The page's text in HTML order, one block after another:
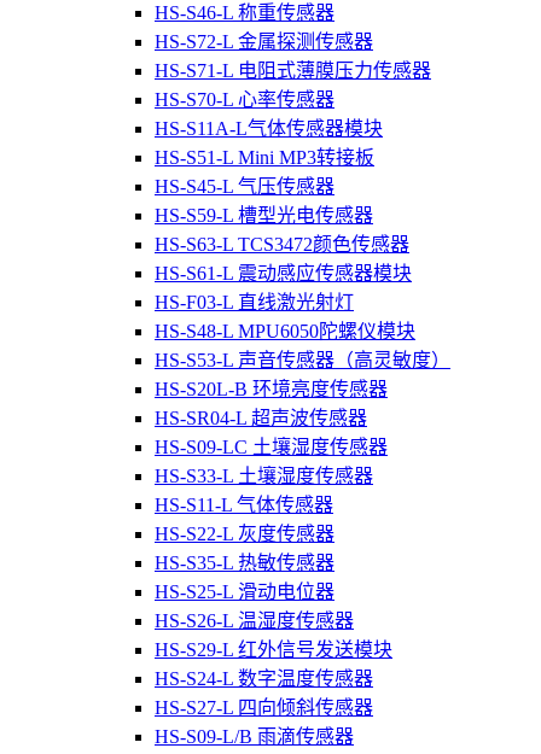
HS-S46-L 称重传感器
HS-S72-L 金属探测传感器
HS-S71-L 电阻式薄膜压力传感器
HS-S70-L 心率传感器
HS-S11A-L气体传感器模块
HS-S51-L Mini MP3转接板
HS-S45-L 气压传感器
HS-S59-L 槽型光电传感器
HS-S63-L TCS3472颜色传感器
HS-S61-L 震动感应传感器模块
HS-F03-L 直线激光射灯
HS-S48-L MPU6050陀螺仪模块
HS-S53-L 声音传感器（高灵敏度）
HS-S20L-B 环境亮度传感器
HS-SR04-L 超声波传感器
HS-S09-LC 土壤湿度传感器
HS-S33-L 土壤湿度传感器
HS-S11-L 气体传感器
HS-S22-L 灰度传感器
HS-S35-L 热敏传感器
HS-S25-L 滑动电位器
HS-S26-L 温湿度传感器
HS-S29-L 红外信号发送模块
HS-S24-L 数字温度传感器
HS-S27-L 四向倾斜传感器
HS-S09-L/B 雨滴传感器